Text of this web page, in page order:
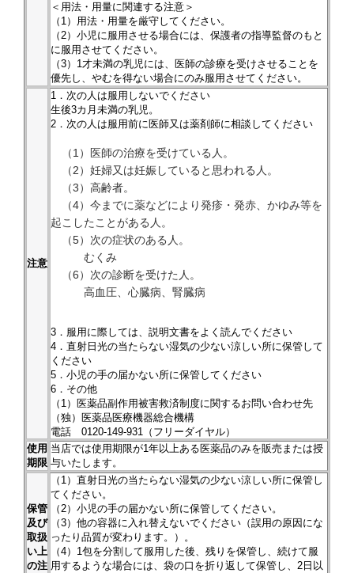
＜用法・用量に関連する注意＞
（1）用法・用量を厳守してください。
（2）小児に服用させる場合には、保護者の指導監督のもと
に服用させてください。
（3）1才未満の乳児には、医師の診療を受けさせることを
優先し、やむを得ない場合にのみ服用させてください。
注意
1．次の人は服用しないでください
生後3カ月未満の乳児。
2．次の人は服用前に医師又は薬剤師に相談してください
（1）医師の治療を受けている人。
（2）妊婦又は妊娠していると思われる人。
（3）高齢者。
（4）今までに薬などにより発疹・発赤、かゆみ等を
起こしたことがある人。
（5）次の症状のある人。
むくみ
（6）次の診断を受けた人。
高血圧、心臓病、腎臓病
3．服用に際しては、説明文書をよく読んでください
4．直射日光の当たらない湿気の少ない涼しい所に保管して
ください
5．小児の手の届かない所に保管してください
6．その他
（1）医薬品副作用被害救済制度に関するお問い合わせ先
（独）医薬品医療機器総合機構
電話 0120-149-931（フリーダイヤル）
使用
期限
当店では使用期限が1年以上ある医薬品のみを販売または授
与いたします。
保管
及び
取扱
い上
の注
（1）直射日光の当たらない湿気の少ない涼しい所に保管し
てください。
（2）小児の手の届かない所に保管してください。
（3）他の容器に入れ替えないでください（誤用の原因にな
ったり品質が変わります。）。
（4）1包を分割して服用した後、残りを保管し、続けて服
用するような場合には、袋の口を折り返して保管し、2日以